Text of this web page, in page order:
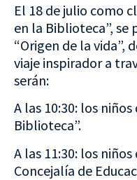
El 18 de julio como
en la Biblioteca”,
“Origen de la vida”,
viaje inspirador a
serán:
A las 10:30: los
Biblioteca”.
A las 11:30: los
Concejalía de